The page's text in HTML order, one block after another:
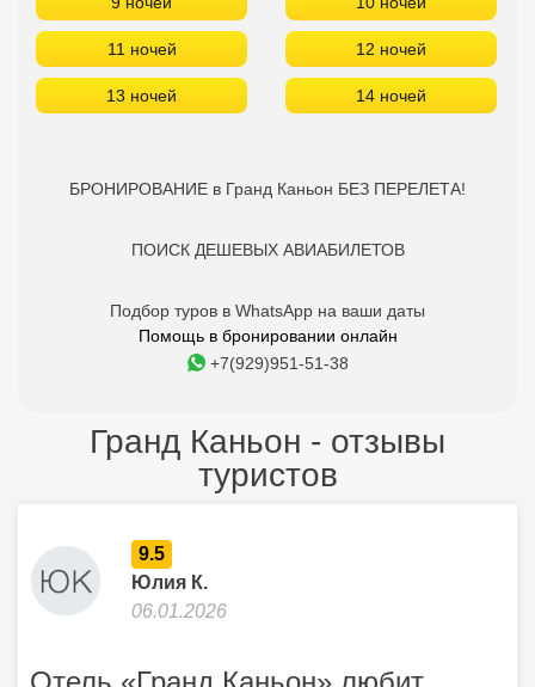
11 ночей 12 ночей
13 ночей 14 ночей
БРОНИРОВАНИЕ в Гранд Каньон БЕЗ ПЕРЕЛЕТА!
ПОИСК ДЕШЕВЫХ АВИАБИЛЕТОВ
Подбор туров в WhatsApp на ваши даты
Помощь в бронировании онлайн
+7(929)951-51-38
Гранд Каньон - отзывы
туристов
9.5
Юлия К.
06.01.2026